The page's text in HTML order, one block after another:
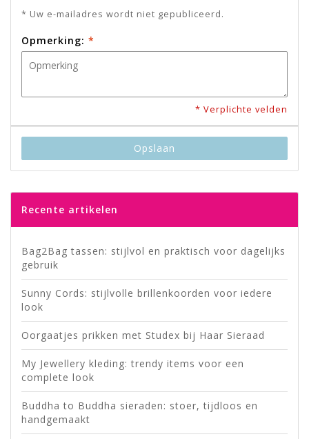
* Uw e-mailadres wordt niet gepubliceerd.
Opmerking: *
* Verplichte velden
Opslaan
Recente artikelen
Bag2Bag tassen: stijlvol en praktisch voor dagelijks
gebruik
Sunny Cords: stijlvolle brillenkoorden voor iedere
look
Oorgaatjes prikken met Studex bij Haar Sieraad
My Jewellery kleding: trendy items voor een
complete look
Buddha to Buddha sieraden: stoer, tijdloos en
handgemaakt